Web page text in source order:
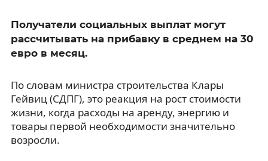
Получатели социальных выплат могут
рассчитывать на прибавку в среднем на 30
евро в месяц.
По словам министра строительства Клары
Гейвиц (СДПГ), это реакция на рост стоимости
жизни, когда расходы на аренду, энергию и
товары первой необходимости значительно
возросли.